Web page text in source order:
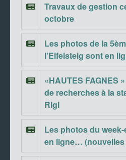
Travaux de gestion
octobre
Les photos de la
l’Eifelsteig sont en
«HAUTES FAGNES
de recherches à la
Rigi
Les photos du
en ligne… (nouvelles